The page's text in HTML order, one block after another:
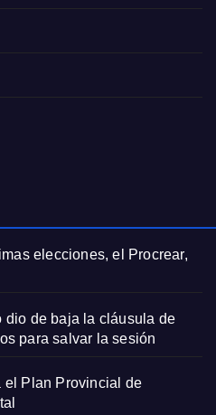
elecciones, el Procrear,
dio de baja la cláusula de
para salvar la sesión
el Plan Provincial de